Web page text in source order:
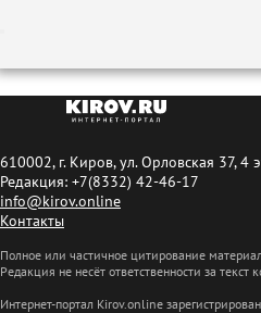
610002, г. Киров, ул. Орловская 37, 4
Редакция: +7(8332) 42-46-17
info@kirov.online
Контакты
Полное или частичное цитирование
Редакция не несёт ответственности за текст
Интернет-портал Kirov.online